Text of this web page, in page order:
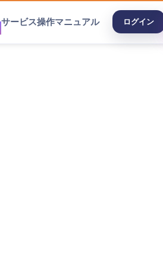
サービス操作マニュアル ログイン